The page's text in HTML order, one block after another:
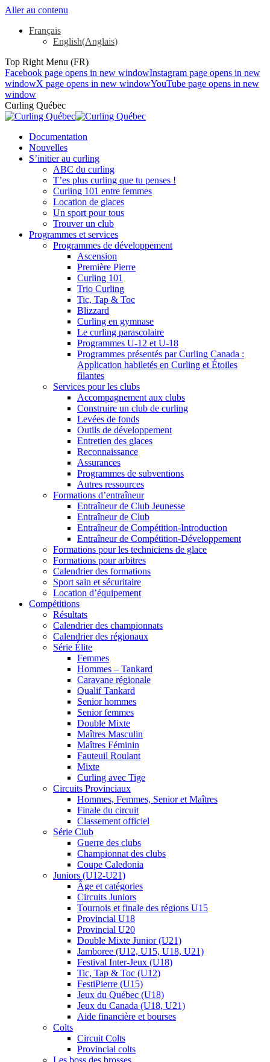
Aller au contenu
Français
English(Anglais)
Top Right Menu (FR)
Facebook page opens in new windowInstagram page opens in new
windowX page opens in new windowYouTube page opens in new
window
Curling Québec
Documentation
Nouvelles
S’initier au curling
ABC du curling
T’es plus curling que tu penses !
Curling 101 entre femmes
Location de glaces
Un sport pour tous
Trouver un club
Programmes et services
Programmes de développement
Ascension
Première Pierre
Curling 101
Trio Curling
Tic, Tap & Toc
Blizzard
Curling en gymnase
Le curling parascolaire
Programmes U-12 et U-18
Programmes présentés par Curling Canada :
Application habiletés en Curling et Étoiles
filantes
Services pour les clubs
Accompagnement aux clubs
Construire un club de curling
Levées de fonds
Outils de développement
Entretien des glaces
Reconnaissance
Assurances
Programmes de subventions
Autres ressources
Formations d’entraîneur
Entraîneur de Club Jeunesse
Entraîneur de Club
Entraîneur de Compétition-Introduction
Entraîneur de Compétition-Développement
Formations pour les techniciens de glace
Formations pour arbitres
Calendrier des formations
Sport sain et sécuritaire
Location d’équipement
Compétitions
Résultats
Calendrier des championnats
Calendrier des régionaux
Série Élite
Femmes
Hommes – Tankard
Caravane régionale
Qualif Tankard
Senior hommes
Senior femmes
Double Mixte
Maîtres Masculin
Maîtres Féminin
Fauteuil Roulant
Mixte
Curling avec Tige
Circuits Provinciaux
Hommes, Femmes, Senior et Maîtres
Finale du circuit
Classement officiel
Série Club
Guerre des clubs
Championnat des clubs
Coupe Caledonia
Juniors (U12-U21)
Âge et catégories
Circuits Juniors
Tournois et finale des régions U15
Provincial U18
Provincial U20
Double Mixte Junior (U21)
Jamboree (U12, U15, U18, U21)
Festival Inter-Jeux (U18)
Tic, Tap & Toc (U12)
FestiPierre (U15)
Jeux du Québec (U18)
Jeux du Canada (U18, U21)
Aide financière et bourses
Colts
Circuit Colts
Provincial colts
Les boss des brosses